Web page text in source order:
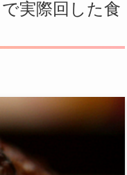
実際回した食